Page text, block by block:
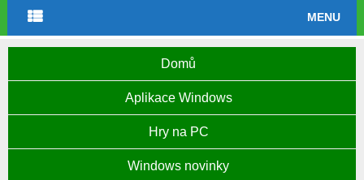
MENU
Domů
Aplikace Windows
Hry na PC
Windows novinky